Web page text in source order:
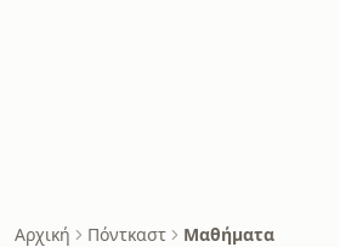
Αρχική Πόντκαστ Μαθήματα